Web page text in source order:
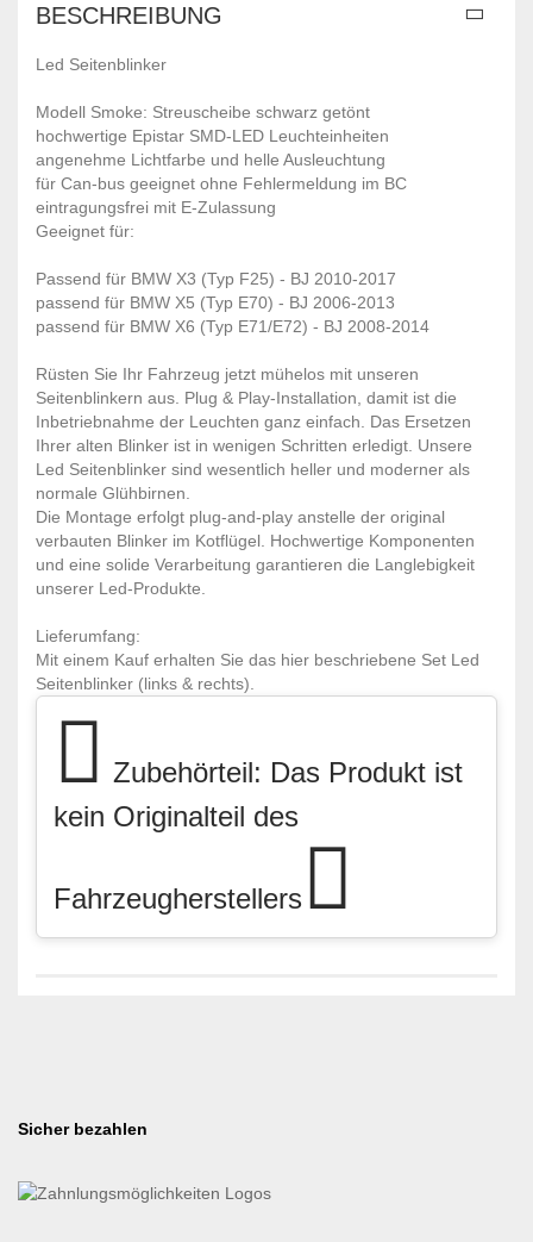
BESCHREIBUNG
Led Seitenblinker
Modell Smoke: Streuscheibe schwarz getönt
hochwertige Epistar SMD-LED Leuchteinheiten
angenehme Lichtfarbe und helle Ausleuchtung
für Can-bus geeignet ohne Fehlermeldung im BC
eintragungsfrei mit E-Zulassung
Geeignet für:
Passend für BMW X3 (Typ F25) - BJ 2010-2017
passend für BMW X5 (Typ E70) - BJ 2006-2013
passend für BMW X6 (Typ E71/E72) - BJ 2008-2014
Rüsten Sie Ihr Fahrzeug jetzt mühelos mit unseren
Seitenblinkern aus. Plug & Play-Installation, damit ist die
Inbetriebnahme der Leuchten ganz einfach. Das Ersetzen
Ihrer alten Blinker ist in wenigen Schritten erledigt. Unsere
Led Seitenblinker sind wesentlich heller und moderner als
normale Glühbirnen.
Die Montage erfolgt plug-and-play anstelle der original
verbauten Blinker im Kotflügel. Hochwertige Komponenten
und eine solide Verarbeitung garantieren die Langlebigkeit
unserer Led-Produkte.
Lieferumfang:
Mit einem Kauf erhalten Sie das hier beschriebene Set Led
Seitenblinker (links & rechts).
Zubehörteil: Das Produkt ist
kein Originalteil des
Fahrzeugherstellers
Sicher bezahlen